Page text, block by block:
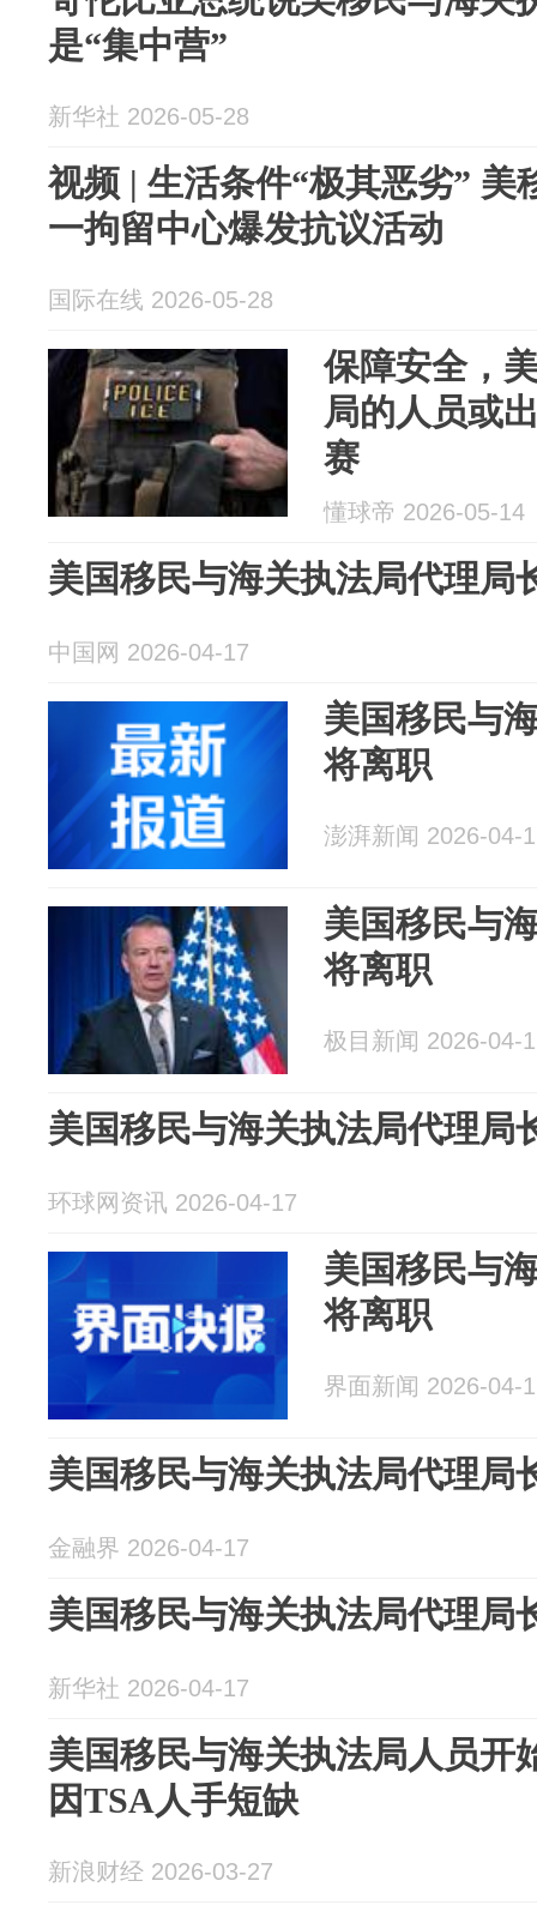
是“集中营”
新华社 2026-05-28
视频 | 生活条件“极其恶劣” 美
一拘留中心爆发抗议活动
国际在线 2026-05-28
保障安全，
局的人员或
赛
懂球帝 2026-05-14
美国移民与海关执法局代理局
中国网 2026-04-17
美国移民与
将离职
澎湃新闻 2026-04-
美国移民与
将离职
极目新闻 2026-04-
美国移民与海关执法局代理局
环球网资讯 2026-04-17
美国移民与
将离职
界面新闻 2026-04-
美国移民与海关执法局代理局
金融界 2026-04-17
美国移民与海关执法局代理局
新华社 2026-04-17
美国移民与海关执法局人员开
因TSA人手短缺
新浪财经 2026-03-27